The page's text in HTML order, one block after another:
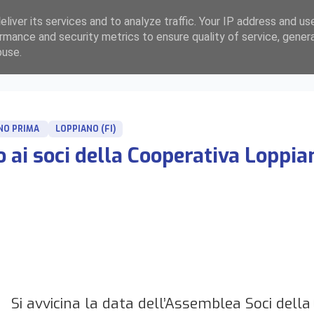
PRIMA LOPPIANO (FI)
soci della Cooperativa
Si avvicina la data dell’Assemblea Soci
its services and to analyze traffic. Your IP address and
and security metrics to ensure quality of service,